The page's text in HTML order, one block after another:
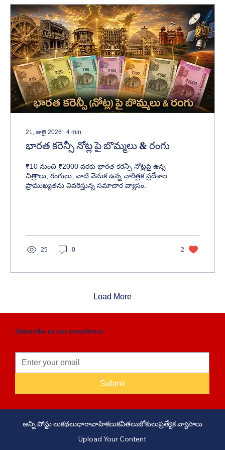
21, జులై 2026 ∙ 4 min
భారత కరెన్సీ నోట్ల పై బొమ్మలు & రంగు
₹10 నుంచి ₹2000 వరకు భారత కరెన్సీ నోట్లపై ఉన్న
చిత్రాలు, రంగులు, వాటి వెనుక ఉన్న చారిత్రక ప్రదేశాల
ప్రాముఖ్యతను వివరిస్తున్న సమాచార వ్యాసం.
25 0 2
Load More
Subscribe to our newsletter
Submit
అన్ని పోస్టు లుకథలుధారావాహికలుకవితలుజోకులుప్రత్యేక వ్యాసాలు
Upload Your Content